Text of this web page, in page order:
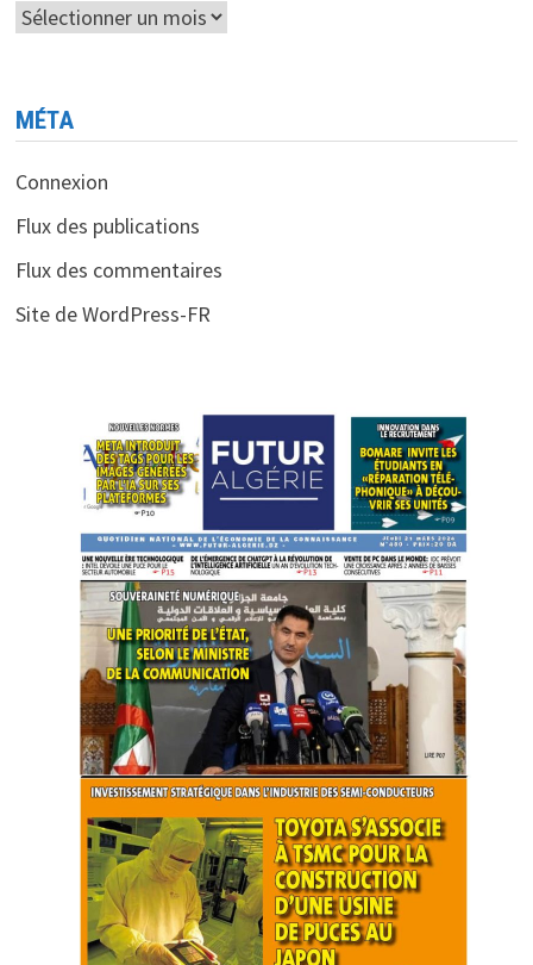
Archives
MÉTA
Connexion
Flux des publications
Flux des commentaires
Site de WordPress-FR